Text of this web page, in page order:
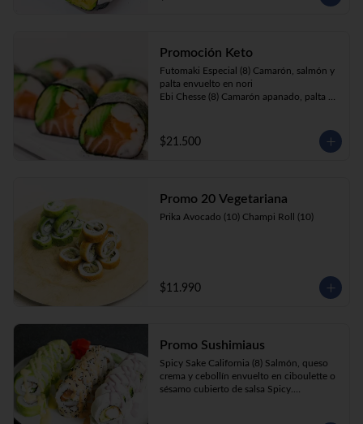
crema y cebollín envuelto en palta.
Promoción Keto
Futomaki Especial (8) Camarón, salmón y
palta envuelto en nori
Ebi Chesse (8) Camarón apanado, palta y
Sake Ebi (8) Camarón, salmón, queso
crema y cebollín envuelto en palta.
$21.500
Promo 20 Vegetariana
Prika Avocado (10) Champi Roll (10)
$11.990
Promo Sushimiaus
Spicy Sake California (8) Salmón, queso
crema y cebollín envuelto en ciboulette o
sésamo cubierto de salsa Spicy.